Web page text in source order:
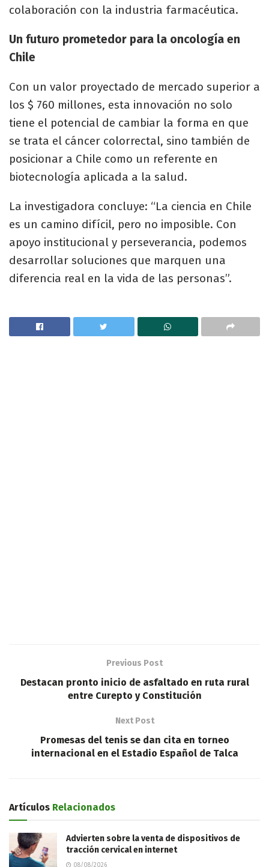
colaboración con la industria farmacéutica.
Un futuro prometedor para la oncología en
Chile
Con un valor proyectado de mercado superior a
los $ 760 millones, esta innovación no solo
tiene el potencial de cambiar la forma en que
se trata el cáncer colorrectal, sino también de
posicionar a Chile como un referente en
biotecnología aplicada a la salud.
La investigadora concluye: “La ciencia en Chile
es un camino difícil, pero no imposible. Con
apoyo institucional y perseverancia, podemos
desarrollar soluciones que marquen una
diferencia real en la vida de las personas”.
Previous Post
Destacan pronto inicio de asfaltado en ruta rural
entre Curepto y Constitución
Next Post
Promesas del tenis se dan cita en torneo
internacional en el Estadio Español de Talca
Artículos Relacionados
Advierten sobre la venta de dispositivos de
tracción cervical en internet
08/08/2026